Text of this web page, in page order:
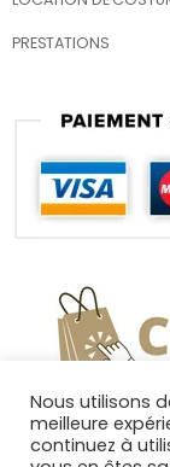
PRESTATIONS
Nous utilisons
meilleure
continuez à